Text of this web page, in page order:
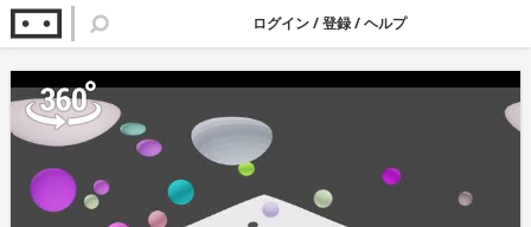
ログイン/登録/ヘルプ